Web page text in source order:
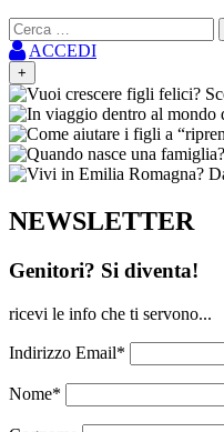
Ricerca
per:ACCEDI
+
NEWSLETTER
Genitori? Si diventa!
ricevi le info che ti servono...
Indirizzo Email*
Nome*